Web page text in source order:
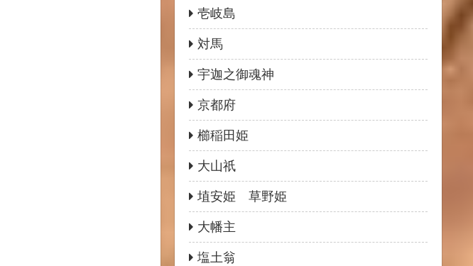
壱岐島
対馬
宇迦之御魂神
京都府
櫛稲田姫
大山祇
埴安姫 草野姫
大幡主
塩土翁